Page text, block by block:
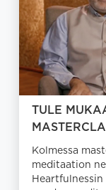
TULE
Kolmessa
meditaation
Heartfulnessin